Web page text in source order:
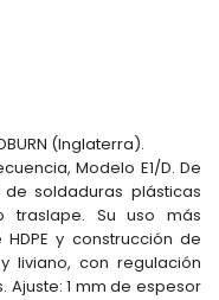
(Inglaterra).
Modelo E1/D. De
soldaduras plásticas
traslape. Su uso más
y construcción de
liviano, con regulación
Ajuste: 1 mm de espesor